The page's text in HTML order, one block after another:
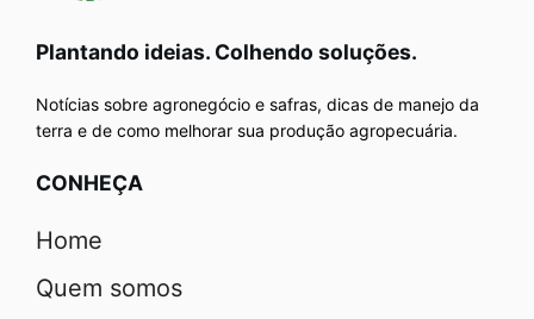
Plantando ideias. Colhendo soluções.
Notícias sobre agronegócio e safras, dicas de manejo da
terra e de como melhorar sua produção agropecuária.
CONHEÇA
Home
Quem somos